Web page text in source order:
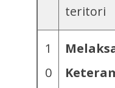
teritori
1
0